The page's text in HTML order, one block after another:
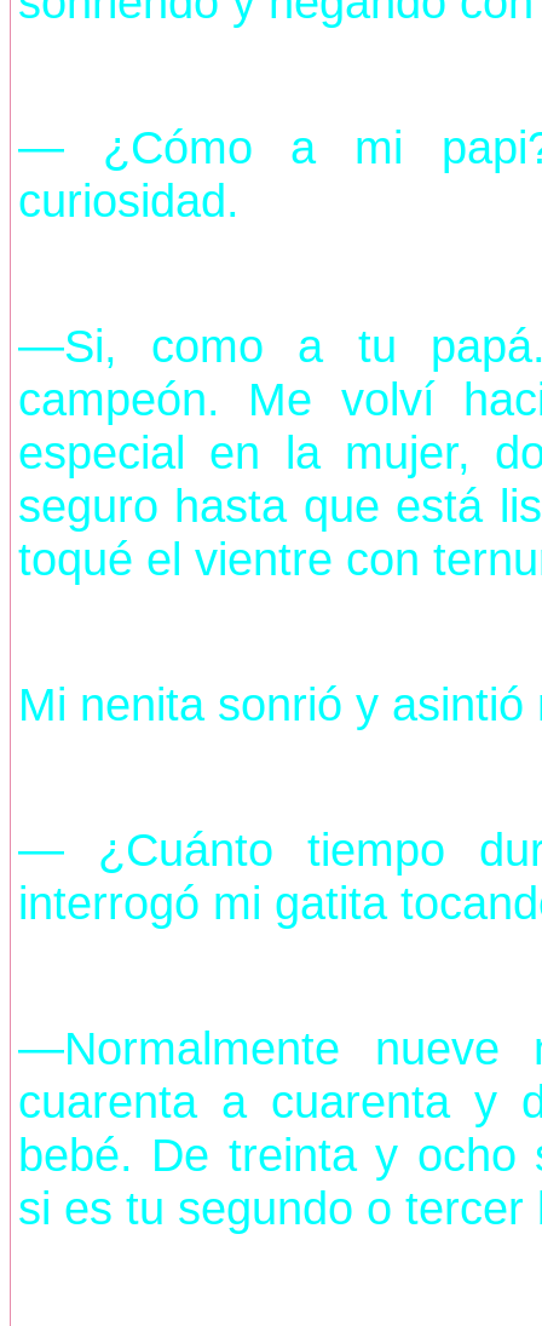
— ¿Cómo a mi
curiosidad.
—Si, como a tu
campeón. Me volví
especial en la mujer,
seguro hasta que está
toqué el vientre con
Mi nenita sonrió y
— ¿Cuánto tiempo
interrogó mi gatita
—Normalmente nueve
cuarenta a cuarenta y
bebé. De treinta y ocho
si es tu segundo o tercer